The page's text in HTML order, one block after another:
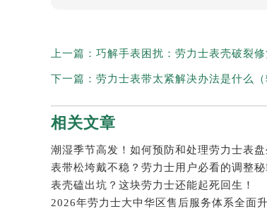
上一篇： 巧解手表困扰：劳力士表壳破裂
下一篇： 劳力士表带太紧解决办法是什么
相关文章
潮湿季节高发！如何预防和处理劳力士表盘
表带松垮戴不稳？劳力士用户必看的调整秘
表壳磕出坑？这块劳力士还能起死回生！